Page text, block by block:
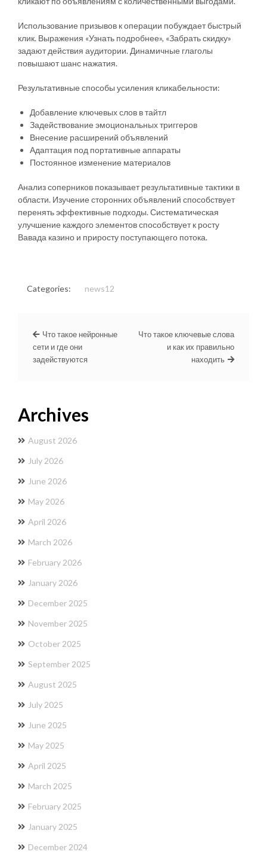
Использование призывов к операции побуждает быстрый
клик. Выражения «Узнать подробнее», «Забрать скидку»
задают действия аудитории. Динамичные глаголы
повышают шанс нажатия.
Результативные способы усиления кликабельности:
Добавление ключевых слов в тайтл
Задействование эмоциональных триггеров
Внесение расширений объявлений
Адаптация под портативные аппараты
Постоянное изменение материалов
Анализ соперников показывает результативные тактики в
области. Изучение сторонних объявлений способствует
перенять эффективные подходы. Систематическая
улучшение каждого элементов способствует к росту
Вавада казино и приросту поступающего потока.
Categories: news12
Что такое нейронные
сети и где они
задействуются
Что такое ключевые слова
и как их правильно
находить
Archives
August 2026
July 2026
June 2026
May 2026
April 2026
March 2026
February 2026
January 2026
December 2025
November 2025
October 2025
September 2025
August 2025
July 2025
June 2025
May 2025
April 2025
March 2025
February 2025
January 2025
December 2024